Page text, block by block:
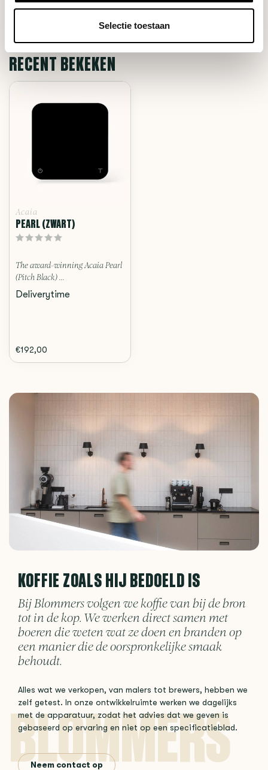
Selectie toestaan
RECENT BEKEKEN
Acaia
PEARL (ZWART)
The award-winning Acaia Pearl
(Pitch Black) ...
Deliverytime
€192,00
KOFFIE ZOALS HIJ BEDOELD IS
Bij Blommers volgen we koffie van bij de bron
tot in de kop. We werken direct samen met
boeren die weten wat ze doen en branden op
een manier die de oorspronkelijke smaak
behoudt.
Alles wat we verkopen, van malers tot brewers, hebben we
zelf getest. In onze ontwikkelruimte werken we dagelijks
met de apparatuur, zodat het advies dat we geven is
gebaseerd op ervaring en niet op een specificatieblad.
Neem contact op